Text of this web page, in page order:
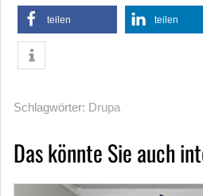
teilen teilen
Schlagwörter: Drupa
Das könnte Sie auch